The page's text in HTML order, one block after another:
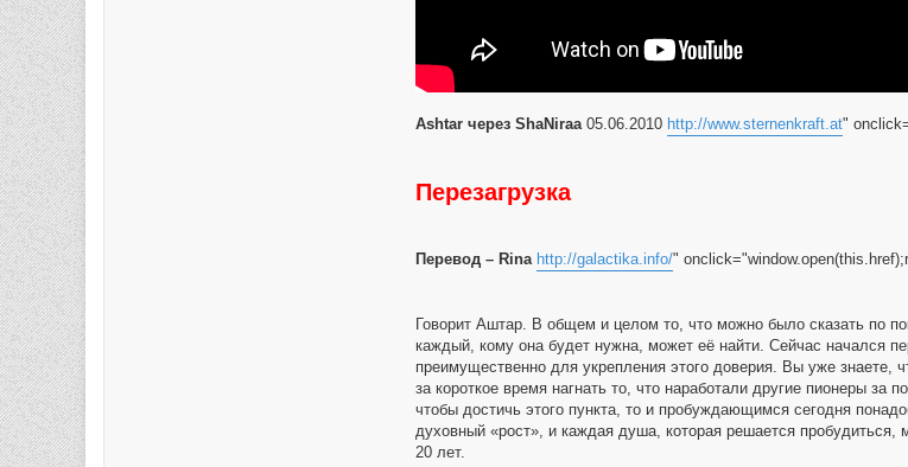
Ashtar через ShaNiraa05.06.2010 http://www.sternenkraft.at"
Перезагрузка
Перевод – Rina http://galactika.info/"
Говорит Аштар. В общем и целом то, что можно было сказать по
каждый, кому она будет нужна, может её найти. Сейчас начался
преимущественно для укрепления этого доверия. Вы уже знаете,
за короткое время нагнать то, что наработали другие пионеры
чтобы достичь этого пункта, то и пробуждающимся сегодня
духовный «рост», и каждая душа, которая решается пробудиться,
20 лет.